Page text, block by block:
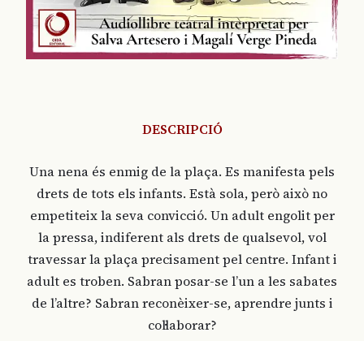
DESCRIPCIÓ
Una nena és enmig de la plaça. Es manifesta pels
drets de tots els infants. Està sola, però això no
empetiteix la seva convicció. Un adult engolit per
la pressa, indiferent als drets de qualsevol, vol
travessar la plaça precisament pel centre. Infant i
adult es troben. Sabran posar-se l’un a les sabates
de l’altre? Sabran reconèixer-se, aprendre junts i
col·laborar?